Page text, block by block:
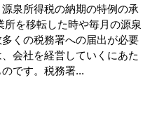
泉所得税の納期の特例の承
を移転した時や毎月の源泉
くの税務署への届出が必要
会社を経営していくにあた
です。税務署...